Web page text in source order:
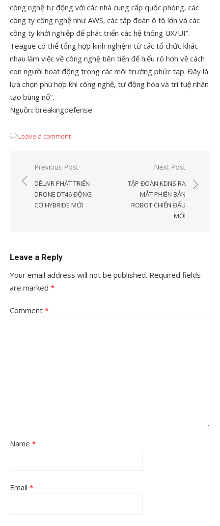
công nghệ tự động với các nhà cung cấp quốc phòng, các
công ty công nghệ như AWS, các tập đoàn ô tô lớn và các
công ty khởi nghiệp để phát triển các hệ thống UX/UI”.
Teague có thể tổng hợp kinh nghiệm từ các tổ chức khác
nhau làm việc về công nghệ tiên tiến để hiểu rõ hơn về cách
con người hoạt động trong các môi trường phức tạp. Đây là
lựa chọn phù hợp khi công nghệ, tự động hóa và trí tuệ nhân
tạo bùng nổ”.
Nguồn: breakingdefense
Leave a comment
Post
navigation
Previous Post
DÉLAIR PHÁT TRIỂN
DRONE DT46 ĐỘNG
CƠ HYBRIDE MỚI
Next Post
TẬP ĐOÀN KDNS RA
MẮT PHIÊN BẢN
ROBOT CHIẾN ĐẤU
MỚI
Leave a Reply
Your email address will not be published. Required fields
are marked *
Comment *
Name *
Email *